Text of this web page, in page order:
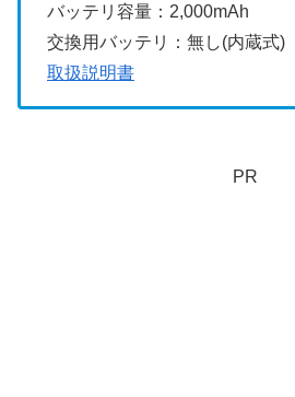
バッテリ容量：2,000mAh
交換用バッテリ：無し(内蔵式)
取扱説明書
PR